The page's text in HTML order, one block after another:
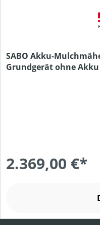
SABO Akku-
Grundgerät ohne
2.369,00 €*